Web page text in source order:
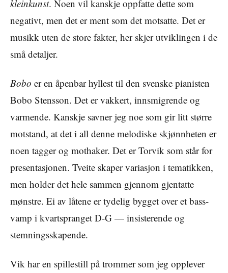
kleinkunst. Noen vil kanskje oppfatte dette som
negativt, men det er ment som det motsatte. Det er
musikk uten de store fakter, her skjer utviklingen i de
små detaljer.
Bobo er en åpenbar hyllest til den svenske pianisten
Bobo Stensson. Det er vakkert, innsmigrende og
varmende. Kanskje savner jeg noe som gir litt større
motstand, at det i all denne melodiske skjønnheten er
noen tagger og mothaker. Det er Torvik som står for
presentasjonen. Tveite skaper variasjon i tematikken,
men holder det hele sammen gjennom gjentatte
mønstre. Ei av låtene er tydelig bygget over et bass-
vamp i kvartspranget D-G — insisterende og
stemningsskapende.
Vik har en spillestill på trommer som jeg opplever